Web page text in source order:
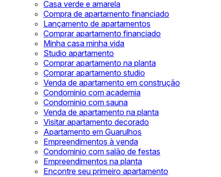
Casa verde e amarela
Compra de apartamento financiado
Lançamento de apartamentos
Comprar apartamento financiado
Minha casa minha vida
Studio apartamento
Comprar apartamento na planta
Comprar apartamento studio
Venda de apartamento em construção
Condominio com academia
Condominio com sauna
Venda de apartamento na planta
Visitar apartamento decorado
Apartamento em Guarulhos
Empreendimentos à venda
Condominio com salão de festas
Empreendimentos na planta
Encontre seu primeiro apartamento